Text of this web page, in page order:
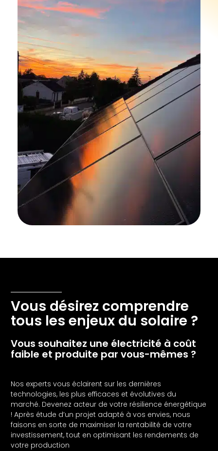
Vous désirez comprendre
tous les enjeux du solaire ?
Vous souhaitez une électricité à coût
faible et produite par vous-mêmes ?
Nos experts vous éclairent sur les dernières
technologies, les plus efficaces et évolutives du
marché. Devenez acteur de votre résilience énergétique
! Après étude d’un projet adapté à vos envies, nous
faisons en sorte de maximiser la rentabilité de votre
investissement, tout en optimisant les rendements de
votre production